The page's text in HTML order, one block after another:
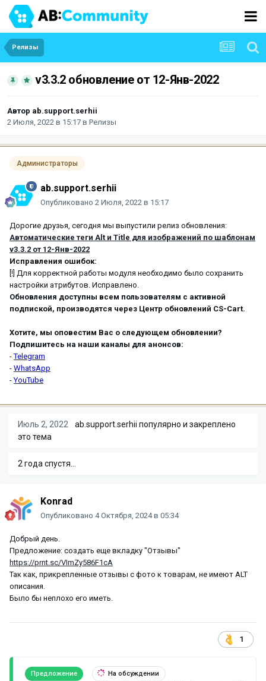
Релизы
v3.3.2 обновление от 12-Янв-2022
Автор ab.support.serhii
2 Июля, 2022 в 15:17 в Релизы
Администраторы
ab.support.serhii
Опубликовано 2 Июля, 2022 в 15:17
Дорогие друзья, сегодня мы выпустили релиз обновления:
Автоматические теги Alt и Title для изображений по шаблонам
v3.3.2 от 12-Янв-2022
Исправления ошибок:
[!] Для корректной работы модуля необходимо было сохранить
настройки атрибутов. Исправлено.
Обновления доступны всем пользователям с активной
подпиской, производятся через Центр обновлений CS-Cart.
Хотите, мы оповестим Вас о следующем обновлении?
Подпишитесь на наши каналы для анонсов:
-Telegram
- WhatsApp
-YouTube
Июль 2, 2022 ab.support.serhii популярно и закреплено
это тема
2 года спустя...
Konrad
Опубликовано 4 Октября, 2024 в 05:34
Добрый день.
Предложение: создать еще вкладку "Отзывы"
https://prnt.sc/VImZy586F1cA
Так как, прикрепленные отзывы с фото к товарам, не имеют ALT
описания.
Было бы неплохо его иметь.
1
Предложение На обсуждении